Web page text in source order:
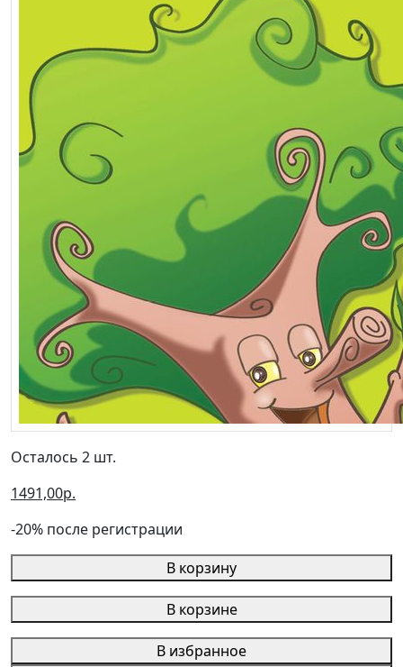
Осталось 2 шт.
1491,00р.
-20% после регистрации
В корзину
В корзине
В избранное